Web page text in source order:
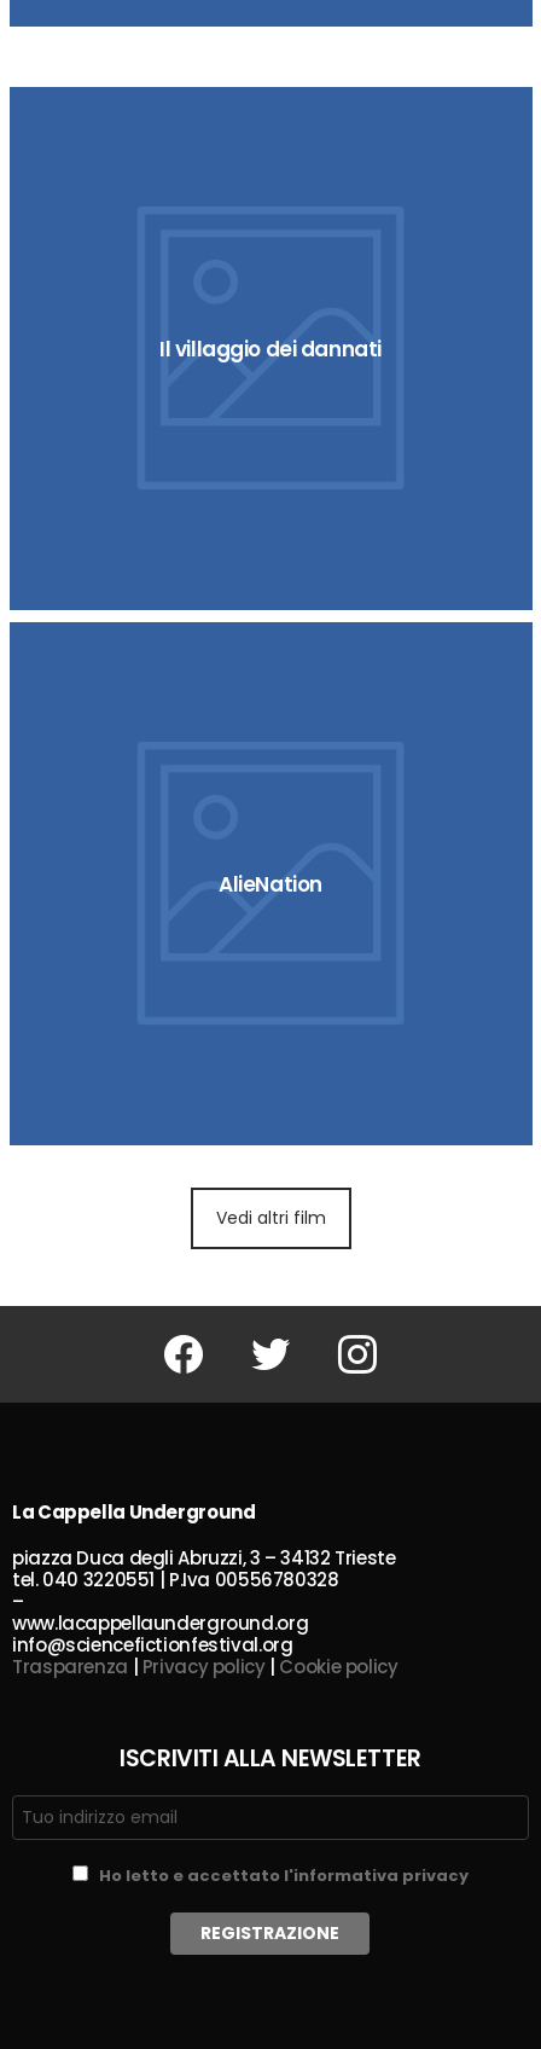
Il villaggio dei dannati
AlieNation
Vedi altri film
Facebook Twitter Instagram
La Cappella Underground
piazza Duca degli Abruzzi, 3 – 34132 Trieste
tel. 040 3220551 | P.Iva 00556780328
–
www.lacappellaunderground.org
info@sciencefictionfestival.org
Trasparenza | Privacy policy| Cookie policy
ISCRIVITI ALLA NEWSLETTER
Ho letto e accettato l'informativa privacy